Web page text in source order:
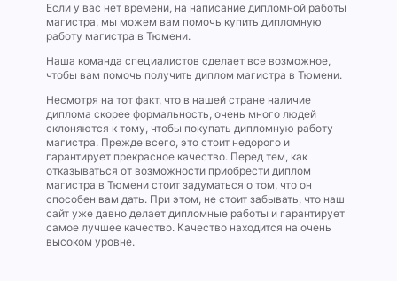
Если у вас нет времени, на написание дипломной работы
магистра, мы можем вам помочь купить дипломную
работу магистра в Тюмени.
Наша команда специалистов сделает все возможное,
чтобы вам помочь получить диплом магистра в Тюмени.
Несмотря на тот факт, что в нашей стране наличие
диплома скорее формальность, очень много людей
склоняются к тому, чтобы покупать дипломную работу
магистра. Прежде всего, это стоит недорого и
гарантирует прекрасное качество. Перед тем, как
отказываться от возможности приобрести диплом
магистра в Тюмени стоит задуматься о том, что он
способен вам дать. При этом, не стоит забывать, что наш
сайт уже давно делает дипломные работы и гарантирует
самое лучшее качество. Качество находится на очень
высоком уровне.